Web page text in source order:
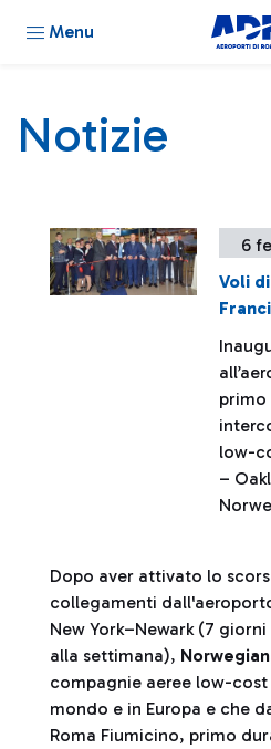
Menu
Notizie
6
Voli
primo
low-
–
Dopo aver attivato lo
collegamenti
New York–Newark (7
alla settimana), Norwegian
compagnie aeree low-
mondo e in Europa e che
Roma Fiumicino, primo